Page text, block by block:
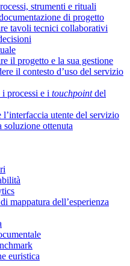
strumenti e rituali
di progetto
tavoli tecnici collaborativi
il progetto e la sua gestione
il contesto d’uso del servizio
processi e i touchpointdel
l’interfaccia utente del servizio
soluzione ottenuta
mappatura dell’esperienza
euristica